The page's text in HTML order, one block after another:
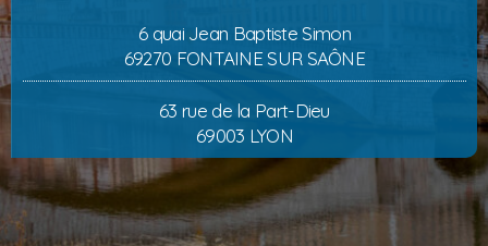
6 quai Jean Baptiste Simon
69270 FONTAINE SUR SAÔNE
63 rue de la Part-Dieu
69003 LYON